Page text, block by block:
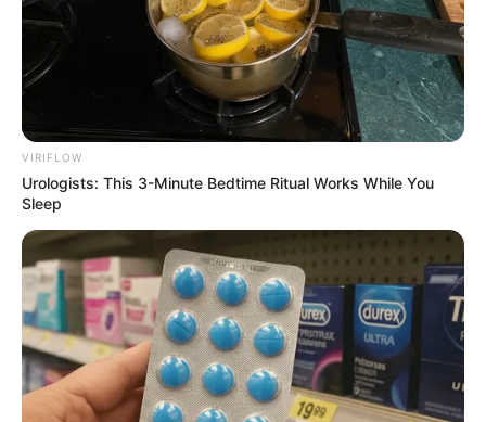
Piala Maya 2020 – Desain Poster Terpilih – Caravan Studio
Quotes
Mengenang 11 tahun kepergian murni
Trailer
VIRIFLOW
Urologists: This 3-Minute Bedtime Ritual Works While You
Sleep